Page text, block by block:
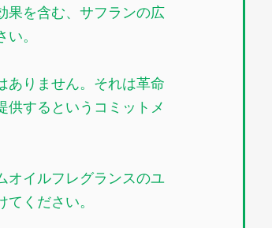
果を含む、サフランの広
。
ありません。それは革命
供するというコミットメ
オイルフレグランスのユ
ください。